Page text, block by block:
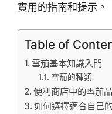
實用的指南和提示。
Table of
雪茄基本知識入門
雪茄的種類
便利商店中的雪茄
如何選擇適合自己